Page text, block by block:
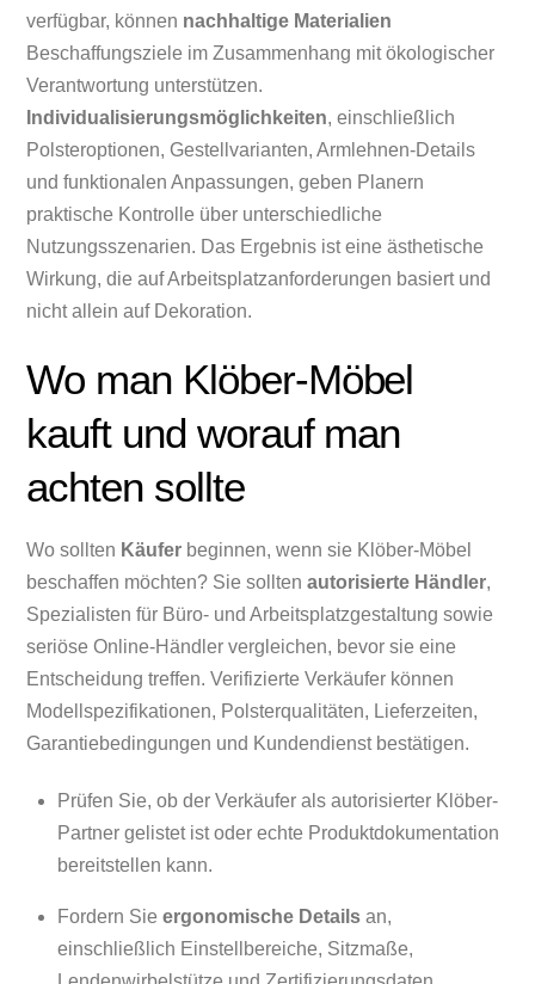
verfügbar, können nachhaltige Materialien
Beschaffungsziele im Zusammenhang mit ökologischer
Verantwortung unterstützen.
Individualisierungsmöglichkeiten, einschließlich
Polsteroptionen, Gestellvarianten, Armlehnen-Details
und funktionalen Anpassungen, geben Planern
praktische Kontrolle über unterschiedliche
Nutzungsszenarien. Das Ergebnis ist eine ästhetische
Wirkung, die auf Arbeitsplatzanforderungen basiert und
nicht allein auf Dekoration.
Wo man Klöber-Möbel
kauft und worauf man
achten sollte
Wo sollten Käufer beginnen, wenn sie Klöber-Möbel
beschaffen möchten? Sie solltenautorisierte Händler,
Spezialisten für Büro- und Arbeitsplatzgestaltung sowie
seriöse Online-Händler vergleichen, bevor sie eine
Entscheidung treffen. Verifizierte Verkäufer können
Modellspezifikationen, Polsterqualitäten, Lieferzeiten,
Garantiebedingungen und Kundendienst bestätigen.
Prüfen Sie, ob der Verkäufer als autorisierter Klöber-
Partner gelistet ist oder echte Produktdokumentation
bereitstellen kann.
Fordern Sie ergonomische Details an,
einschließlich Einstellbereiche, Sitzmaße,